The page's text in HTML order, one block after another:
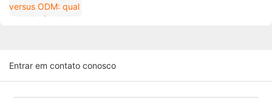
Entrar em contato conosco